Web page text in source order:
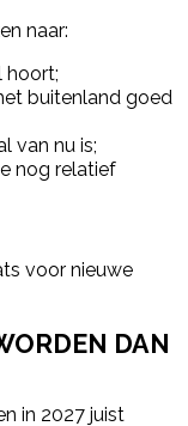
naar:
hoort;
buitenland goed
van nu is;
nog relatief
voor nieuwe
DAN
in 2027 juist